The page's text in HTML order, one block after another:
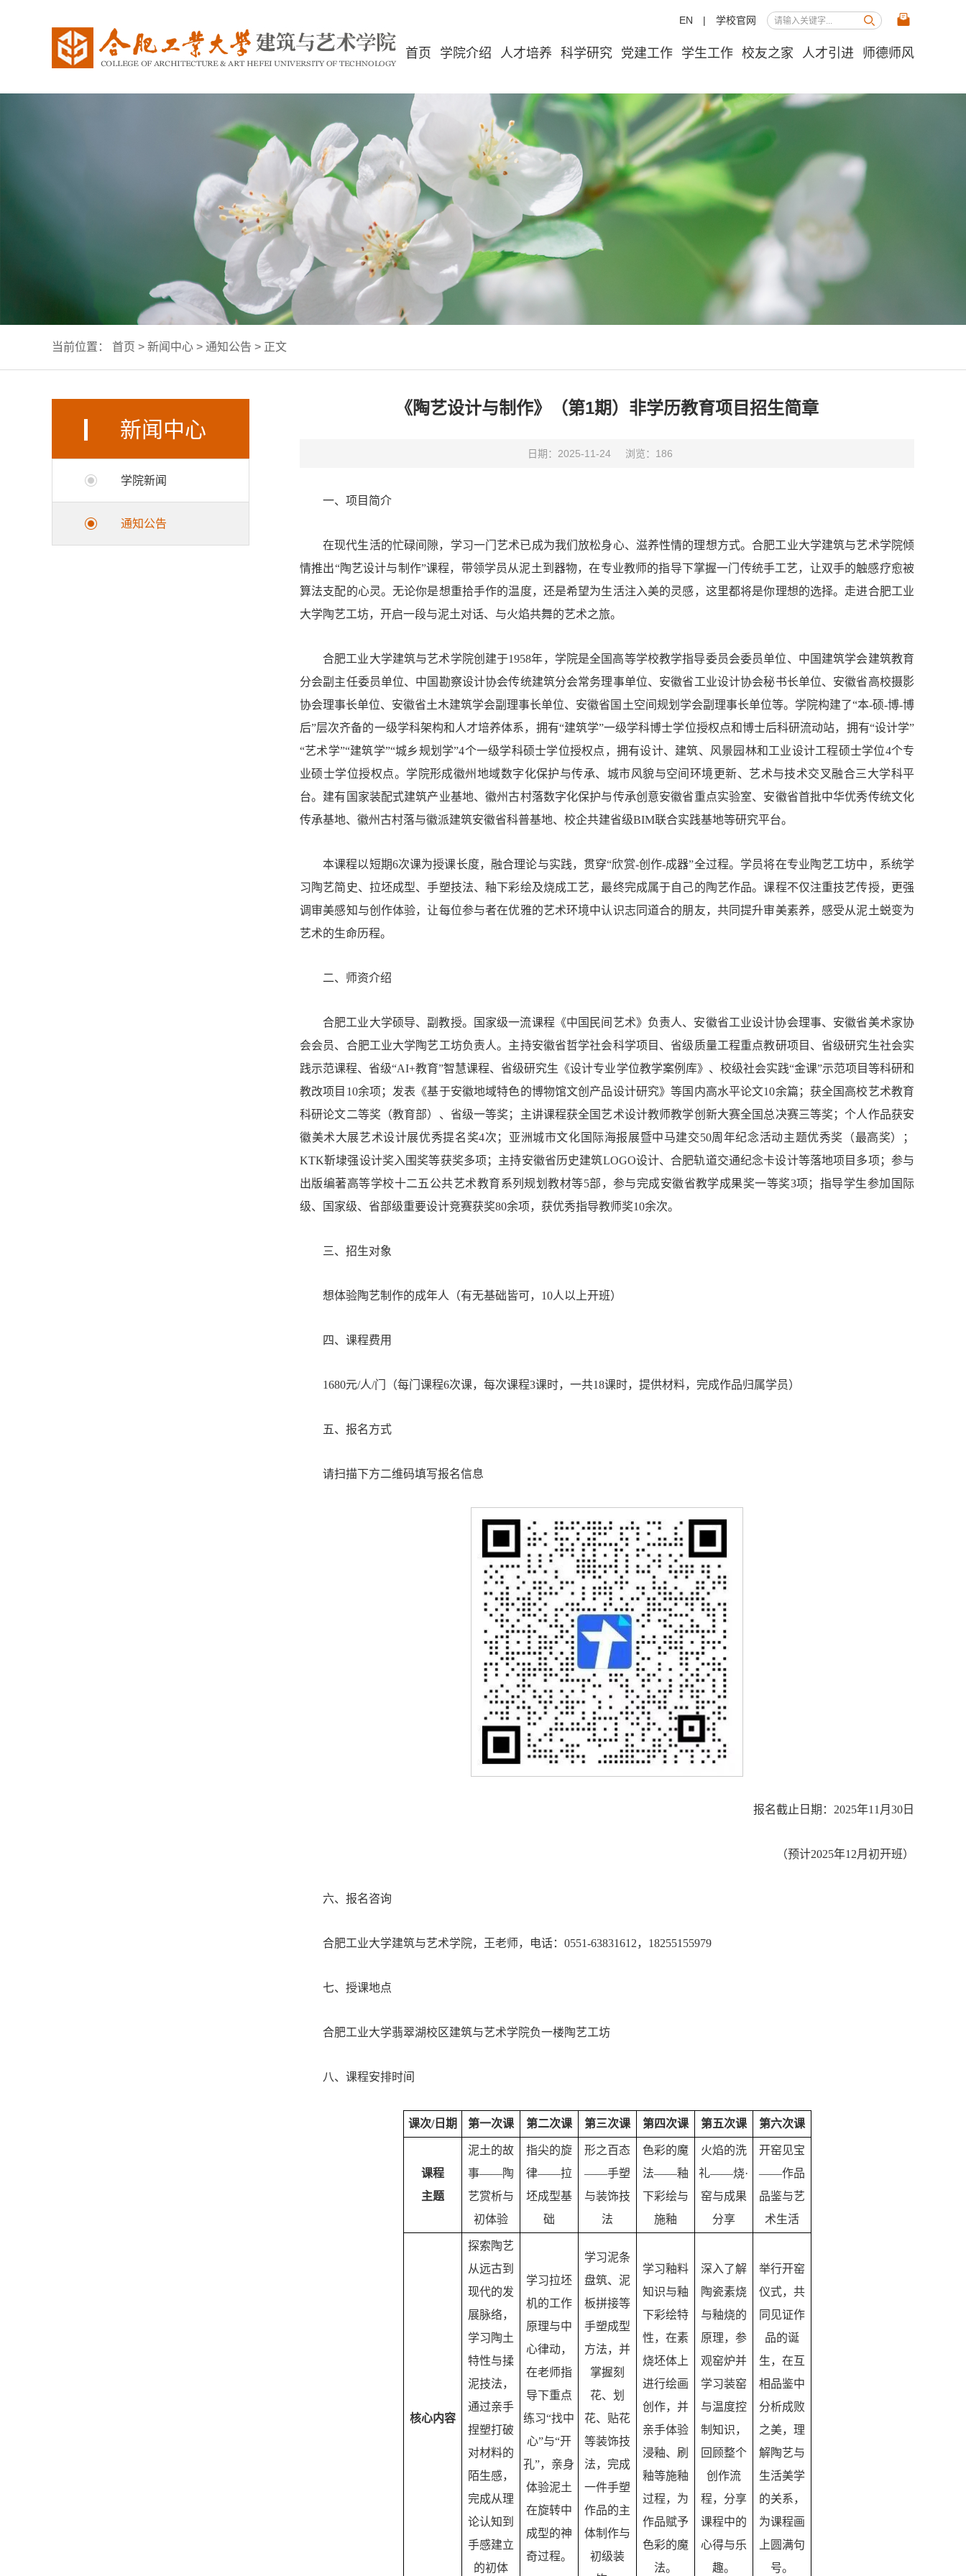
EN | 学校官网
首页 学院介绍 人才培养 科学研究 党建工作 学生工作 校友之家 人才引进 师德师风
当前位置： 首页 > 新闻中心 > 通知公告 > 正文
新闻中心
学院新闻
通知公告
《陶艺设计与制作》（第1期）非学历教育项目招生简章
日期：2025-11-24 浏览： 186
一、项目简介
在现代生活的忙碌间隙，学习一门艺术已成为我们放松身心、滋养性情的理想方式。合肥工业大学建筑与艺术学院倾
情推出“陶艺设计与制作”课程，带领学员从泥土到器物，在专业教师的指导下掌握一门传统手工艺，让双手的触感疗愈被
算法支配的心灵。无论你是想重拾手作的温度，还是希望为生活注入美的灵感，这里都将是你理想的选择。走进合肥工业
大学陶艺工坊，开启一段与泥土对话、与火焰共舞的艺术之旅。
合肥工业大学建筑与艺术学院创建于1958年，学院是全国高等学校教学指导委员会委员单位、中国建筑学会建筑教育
分会副主任委员单位、中国勘察设计协会传统建筑分会常务理事单位、安徽省工业设计协会秘书长单位、安徽省高校摄影
协会理事长单位、安徽省土木建筑学会副理事长单位、安徽省国土空间规划学会副理事长单位等。学院构建了“本-硕-博-博
后”层次齐备的一级学科架构和人才培养体系，拥有“建筑学”一级学科博士学位授权点和博士后科研流动站，拥有“设计学”
“艺术学”“建筑学”“城乡规划学”4个一级学科硕士学位授权点，拥有设计、建筑、风景园林和工业设计工程硕士学位4个专
业硕士学位授权点。学院形成徽州地域数字化保护与传承、城市风貌与空间环境更新、艺术与技术交叉融合三大学科平
台。建有国家装配式建筑产业基地、徽州古村落数字化保护与传承创意安徽省重点实验室、安徽省首批中华优秀传统文化
传承基地、徽州古村落与徽派建筑安徽省科普基地、校企共建省级BIM联合实践基地等研究平台。
本课程以短期6次课为授课长度，融合理论与实践，贯穿“欣赏-创作-成器”全过程。学员将在专业陶艺工坊中，系统学
习陶艺简史、拉坯成型、手塑技法、釉下彩绘及烧成工艺，最终完成属于自己的陶艺作品。课程不仅注重技艺传授，更强
调审美感知与创作体验，让每位参与者在优雅的艺术环境中认识志同道合的朋友，共同提升审美素养，感受从泥土蜕变为
艺术的生命历程。
二、师资介绍
合肥工业大学硕导、副教授。国家级一流课程《中国民间艺术》负责人、安徽省工业设计协会理事、安徽省美术家协
会会员、合肥工业大学陶艺工坊负责人。主持安徽省哲学社会科学项目、省级质量工程重点教研项目、省级研究生社会实
践示范课程、省级“AI+教育”智慧课程、省级研究生《设计专业学位教学案例库》、校级社会实践“金课”示范项目等科研和
教改项目10余项；发表《基于安徽地域特色的博物馆文创产品设计研究》等国内高水平论文10余篇；获全国高校艺术教育
科研论文二等奖（教育部）、省级一等奖；主讲课程获全国艺术设计教师教学创新大赛全国总决赛三等奖；个人作品获安
徽美术大展艺术设计展优秀提名奖4次；亚洲城市文化国际海报展暨中马建交50周年纪念活动主题优秀奖（最高奖）；
KTK靳埭强设计奖入围奖等获奖多项；主持安徽省历史建筑LOGO设计、合肥轨道交通纪念卡设计等落地项目多项；参与
出版编著高等学校十二五公共艺术教育系列规划教材等5部，参与完成安徽省教学成果奖一等奖3项；指导学生参加国际
级、国家级、省部级重要设计竞赛获奖80余项，获优秀指导教师奖10余次。
三、招生对象
想体验陶艺制作的成年人（有无基础皆可，10人以上开班）
四、课程费用
1680元/人/门（每门课程6次课，每次课程3课时，一共18课时，提供材料，完成作品归属学员）
五、报名方式
请扫描下方二维码填写报名信息
报名截止日期：2025年11月30日
（预计2025年12月初开班）
六、报名咨询
合肥工业大学建筑与艺术学院，王老师，电话：0551-63831612，18255155979
七、授课地点
合肥工业大学翡翠湖校区建筑与艺术学院负一楼陶艺工坊
八、课程安排时间
课次/日期 第一次课 第二次课 第三次课 第四次课 第五次课 第六次课
课程
主题
泥土的故
事——陶
艺赏析与
初体验
指尖的旋
律——拉
坯成型基
础
形之百态
——手塑
与装饰技
法
色彩的魔
法——釉
下彩绘与
施釉
火焰的洗
礼——烧·
窑与成果
分享
开窑见宝
——作品
品鉴与艺
术生活
核心内容
探索陶艺
从远古到
现代的发
展脉络，
学习陶土
特性与揉
泥技法，
通过亲手
捏塑打破
对材料的
陌生感，
完成从理
论认知到
手感建立
的初体
学习拉坯
机的工作
原理与中
心律动，
在老师指
导下重点
练习“找中
心”与“开
孔”，亲身
体验泥土
在旋转中
成型的神
奇过程。
学习泥条
盘筑、泥
板拼接等
手塑成型
方法，并
掌握刻
花、划
花、贴花
等装饰技
法，完成
一件手塑
作品的主
体制作与
初级装
学习釉料
知识与釉
下彩绘特
性，在素
烧坯体上
进行绘画
创作，并
亲手体验
浸釉、刷
釉等施釉
过程，为
作品赋予
色彩的魔
法。
深入了解
陶瓷素烧
与釉烧的
原理，参
观窑炉并
学习装窑
与温度控
制知识，
回顾整个
创作流
程，分享
课程中的
心得与乐
趣。
举行开窑
仪式，共
同见证作
品的诞
生，在互
相品鉴中
分析成败
之美，理
解陶艺与
生活美学
的关系，
为课程画
上圆满句
号。